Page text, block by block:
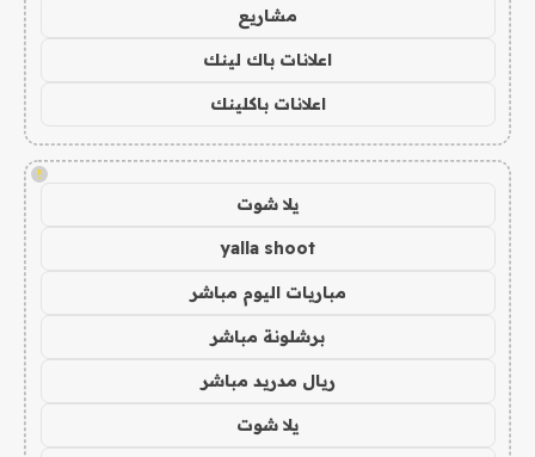
مشاريع
اعلانات باك لينك
اعلانات باكلينك
!
يلا شوت
yalla shoot
مباريات اليوم مباشر
برشلونة مباشر
ريال مدريد مباشر
يلا شوت